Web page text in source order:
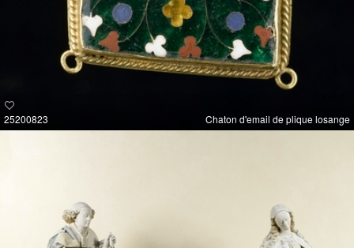
25200823 Chaton d'email de plique losange